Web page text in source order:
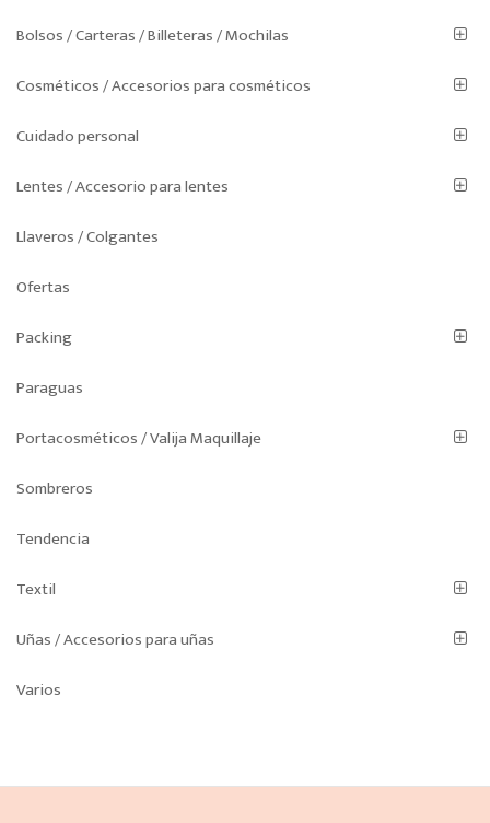
Bolsos / Carteras / Billeteras / Mochilas
Cosméticos / Accesorios para cosméticos
Cuidado personal
Lentes / Accesorio para lentes
Llaveros / Colgantes
Ofertas
Packing
Paraguas
Portacosméticos / Valija Maquillaje
Sombreros
Tendencia
Textil
Uñas / Accesorios para uñas
Varios